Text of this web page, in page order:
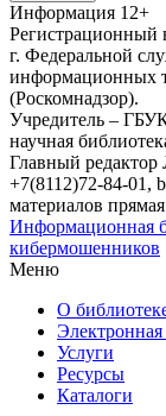
Информация 12+
г. Федеральной
информационных
(Роскомнадзор).
Учредитель –
научная
Главный
+7(8112)72-84-01,
материалов
Информационная
кибермошенников
Меню
О
Электронная
Услуги
Ресурсы
Каталоги